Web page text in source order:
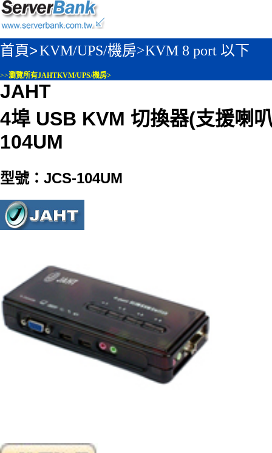
首頁>KVM/UPS/機房>KVM 8 port 以下
>>瀏覽所有JAHTKVM/UPS/機房>
JAHT
4埠 USB KVM 切換器(支援喇
104UM
型號：JCS-104UM